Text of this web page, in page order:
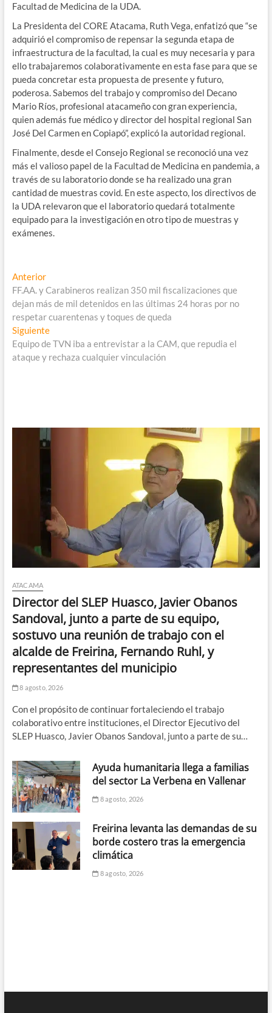
Facultad de Medicina de la UDA.
La Presidenta del CORE Atacama, Ruth Vega, enfatizó que “se
adquirió el compromiso de repensar la segunda etapa de
infraestructura de la facultad, la cual es muy necesaria y para
ello trabajaremos colaborativamente en esta fase para que se
pueda concretar esta propuesta de presente y futuro,
poderosa. Sabemos del trabajo y compromiso del Decano
Mario Ríos, profesional atacameño con gran experiencia,
quien además fue médico y director del hospital regional San
José Del Carmen en Copiapó”, explicó la autoridad regional.
Finalmente, desde el Consejo Regional se reconoció una vez
más el valioso papel de la Facultad de Medicina en pandemia, a
través de su laboratorio donde se ha realizado una gran
cantidad de muestras covid. En este aspecto, los directivos de
la UDA relevaron que el laboratorio quedará totalmente
equipado para la investigación en otro tipo de muestras y
exámenes.
Navegación
de
entradas
AnteriorEntrada
anterior:
FF.AA. y Carabineros realizan 350 mil fiscalizaciones que
dejan más de mil detenidos en las últimas 24 horas por no
respetar cuarentenas y toques de queda
SiguienteEntrada
siguiente:
Equipo de TVN iba a entrevistar a la CAM, que repudia el
ataque y rechaza cualquier vinculación
ATACAMA
Director del SLEP Huasco, Javier Obanos
Sandoval, junto a parte de su equipo,
sostuvo una reunión de trabajo con el
alcalde de Freirina, Fernando Ruhl, y
representantes del municipio
8 agosto, 2026
Con el propósito de continuar fortaleciendo el trabajo
colaborativo entre instituciones, el Director Ejecutivo del
SLEP Huasco, Javier Obanos Sandoval, junto a parte de su…
Ayuda humanitaria llega a familias
del sector La Verbena en Vallenar
8 agosto, 2026
Freirina levanta las demandas de su
borde costero tras la emergencia
climática
8 agosto, 2026